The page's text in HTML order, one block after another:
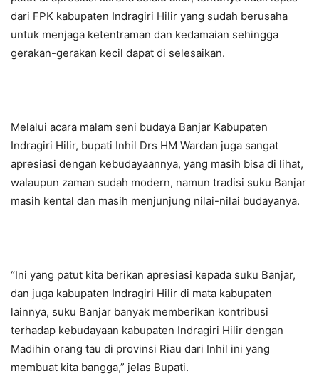
dari FPK kabupaten Indragiri Hilir yang sudah berusaha
untuk menjaga ketentraman dan kedamaian sehingga
gerakan-gerakan kecil dapat di selesaikan.
Melalui acara malam seni budaya Banjar Kabupaten
Indragiri Hilir, bupati Inhil Drs HM Wardan juga sangat
apresiasi dengan kebudayaannya, yang masih bisa di lihat,
walaupun zaman sudah modern, namun tradisi suku Banjar
masih kental dan masih menjunjung nilai-nilai budayanya.
“Ini yang patut kita berikan apresiasi kepada suku Banjar,
dan juga kabupaten Indragiri Hilir di mata kabupaten
lainnya, suku Banjar banyak memberikan kontribusi
terhadap kebudayaan kabupaten Indragiri Hilir dengan
Madihin orang tau di provinsi Riau dari Inhil ini yang
membuat kita bangga,” jelas Bupati.